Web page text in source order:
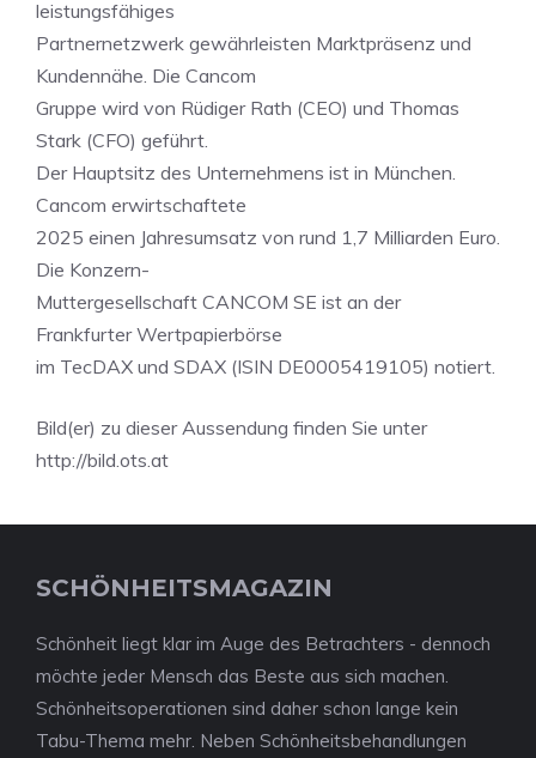
leistungsfähiges
Partnernetzwerk gewährleisten Marktpräsenz und
Kundennähe. Die Cancom
Gruppe wird von Rüdiger Rath (CEO) und Thomas
Stark (CFO) geführt.
Der Hauptsitz des Unternehmens ist in München.
Cancom erwirtschaftete
2025 einen Jahresumsatz von rund 1,7 Milliarden Euro.
Die Konzern-
Muttergesellschaft CANCOM SE ist an der
Frankfurter Wertpapierbörse
im TecDAX und SDAX (ISIN DE0005419105) notiert.
Bild(er) zu dieser Aussendung finden Sie unter
http://bild.ots.at
SCHÖNHEITSMAGAZIN
Schönheit liegt klar im Auge des Betrachters - dennoch
möchte jeder Mensch das Beste aus sich machen.
Schönheitsoperationen sind daher schon lange kein
Tabu-Thema mehr. Neben Schönheitsbehandlungen